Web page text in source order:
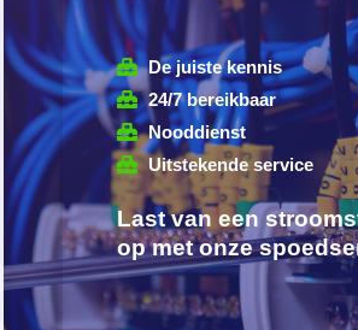
De juiste kennis
24/7 bereikbaar
Nooddienst
Uitstekende service
Last van een
op met onze